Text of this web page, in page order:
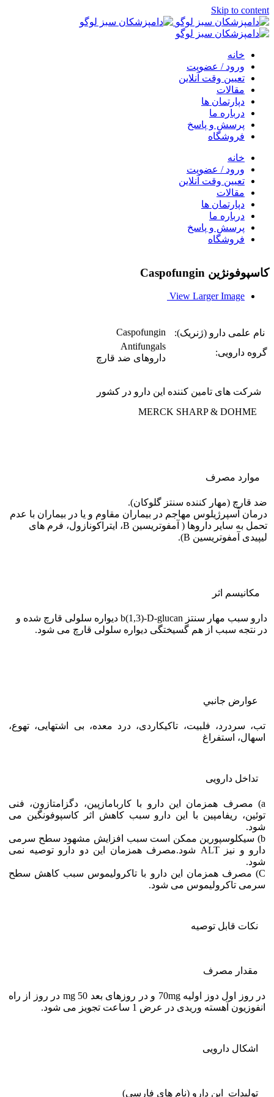
Skip to content
خانه
ورود / عضویت
تعیین وقت آنلاین
مقالات
دپارتمان ها
درباره ما
پرسش و پاسخ
فروشگاه
خانه
ورود / عضویت
تعیین وقت آنلاین
مقالات
دپارتمان ها
درباره ما
پرسش و پاسخ
فروشگاه
کاسپوفونژین Caspofungin
View Larger Image
نام علمی دارو (ژنریک):
Caspofungin
گروه دارویی:
Antifungals
داروهای ضد قارچ
شرکت های تامین کننده این دارو در کشور
MERCK SHARP & DOHME
موارد مصرف
ضد قارچ (مهار کننده سنتز گلوکان).
درمان آسپرژیلوس مهاجم در بیماران مقاوم و یا در بیماران با عدم
تحمل به سایر داروها ( آمفوتریسین B، ایتراکونازول، فرم های
لیپیدی آمفوتریسین B).
مکانیسم اثر
دارو سبب مهار سنتز b(1,3)-D-glucan دیواره سلولی قارچ شده و
در نتجه سبب از هم گسیختگی دیواره سلولی قارچ می شود.
عوارض جانبي
تب، سردرد، فلبیت، تاکیکاردی، درد معده، بی اشتهایی، تهوع،
اسهال، استفراغ
تداخل دارویی
a) مصرف همزمان این دارو با کاربامازپین، دگزامتازون، فنی
توئین، ریفامپین با این دارو سبب کاهش اثر کاسپوفونگین می
شود.
b) سیکلوسپورین ممکن است سبب افزایش مشهود سطح سرمی
دارو و نیز ALT شود.مصرف همزمان این دو دارو توصیه نمی
شود.
C) مصرف همزمان این دارو با تاکرولیموس سبب کاهش سطح
سرمی تاکرولیموس می شود.
نکات قابل توصيه
مقدار مصرف
در روز اول دوز اولیه 70mg و در روزهای بعد 50 mg در روز از راه
انفوزیون آهسته وریدی در عرض 1 ساعت تجویز می شود.
اشکال دارویی
تولیدات این دارو (نام های فارسی)